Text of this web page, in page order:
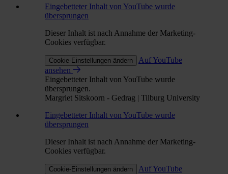
Eingebetteter Inhalt von YouTube wurde
übersprungen
Dieser Inhalt ist nach Annahme der Marketing-
Cookies verfügbar.
Cookie-Einstellungen ändern
Auf YouTube
ansehen
Eingebetteter Inhalt von YouTube wurde
übersprungen.
Margriet Sitskoorn - Gedrag | Tilburg University
Eingebetteter Inhalt von YouTube wurde
übersprungen
Dieser Inhalt ist nach Annahme der Marketing-
Cookies verfügbar.
Cookie-Einstellungen ändern
Auf YouTube